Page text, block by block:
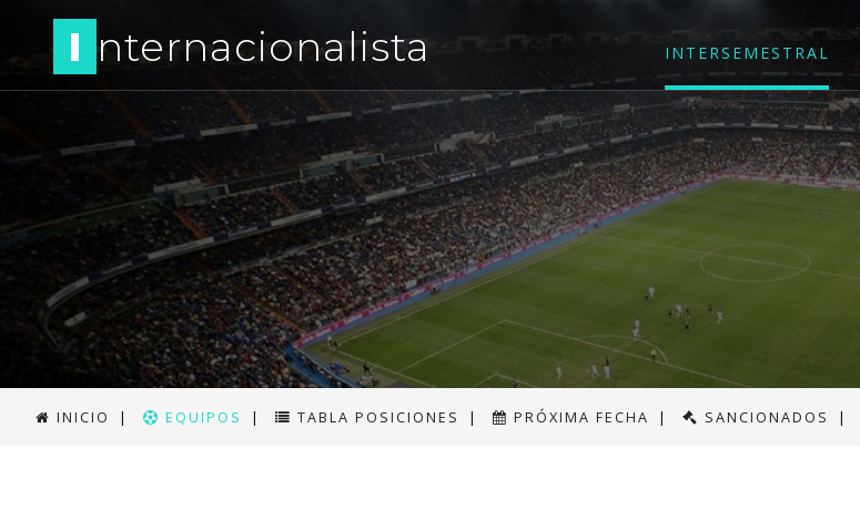
I nternacionalista INTERSEMESTRAL
INICIO | EQUIPOS | TABLA POSICIONES | PRÓXIMA FECHA | SANCIONADOS |